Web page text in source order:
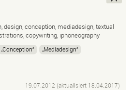
design, conception, mediadesign, textual
copywriting, iphoneography
„Conception“
„Mediadesign“
Photoshop Adobe Illustrator
InDesign
19.07.2012 (aktualisiert 18.04.2017)